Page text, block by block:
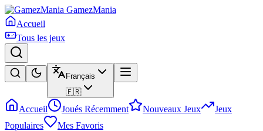
GamezMania
Accueil
Tous les jeux
Français
🇫🇷
Accueil Joués Récemment Nouveaux Jeux
Jeux
Populaires
Mes Favoris